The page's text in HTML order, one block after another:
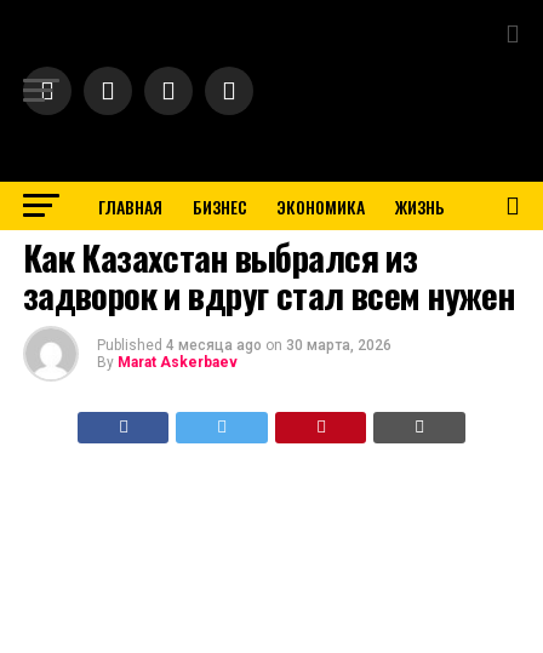
ГЛАВНАЯ БИЗНЕС ЭКОНОМИКА ЖИЗНЬ
СОЦИУМ
Как Казахстан выбрался из
задворок и вдруг стал всем нужен
Published 4 месяца ago on 30 марта, 2026
By Marat Askerbaev